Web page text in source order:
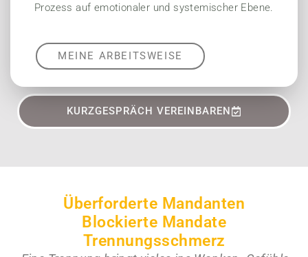
KURZGESPRÄCH VEREINBAREN
Prozess auf emotionaler und systemischer Ebene.
MEINE ARBEITSWEISE
Überforderte Mandanten
Blockierte Mandate
Trennungsschmerz